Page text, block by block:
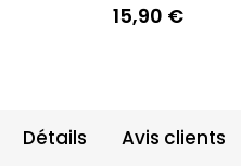
15,90 €
Détails Avis clients